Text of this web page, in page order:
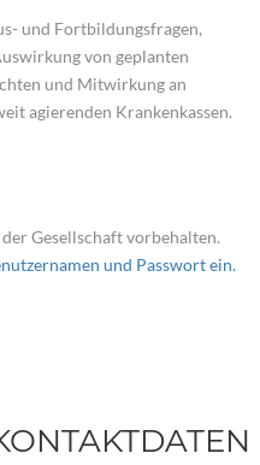
und Fortbildungsfragen,
von geplanten
und Mitwirkung an
agierenden Krankenkassen.
Gesellschaft vorbehalten.
und Passwort ein.